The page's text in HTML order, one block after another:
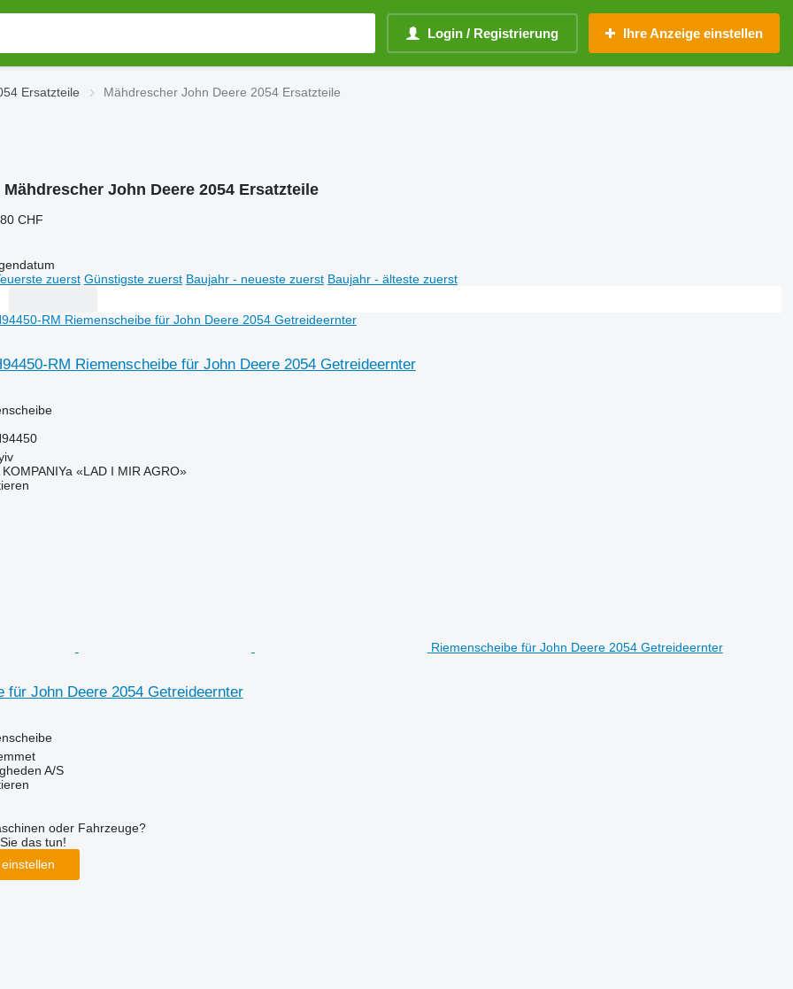
Login / Registrierung Ihre Anzeige einstellen
Ersatzteile Mähdrescher John Deere 2054 Ersatzteile
Mähdrescher John Deere 2054 Ersatzteile
CHF
zuerst Günstigste zuerst Baujahr - neueste zuerst Baujahr - älteste zuerst
RM Riemenscheibe für John Deere 2054 Getreideernter
«LAD I MIR AGRO»
Riemenscheibe für John Deere 2054 Getreideernter
für John Deere 2054 Getreideernter
A/S
oder Fahrzeuge?
das tun!